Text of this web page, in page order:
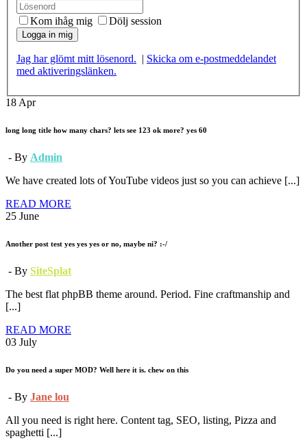
Kom ihåg mig Dölj session
Logga in mig
Jag har glömt mitt lösenord. | Skicka om e-postmeddelandet
med aktiveringslänken.
18 Apr
long long title how many chars? lets see 123 ok more? yes 60
- By Admin
We have created lots of YouTube videos just so you can achieve [...]
READ MORE
25 June
Another post test yes yes yes or no, maybe ni? :-/
- By SiteSplat
The best flat phpBB theme around. Period. Fine craftmanship and
[...]
READ MORE
03 July
Do you need a super MOD? Well here it is. chew on this
- By Jane lou
All you need is right here. Content tag, SEO, listing, Pizza and
spaghetti [...]